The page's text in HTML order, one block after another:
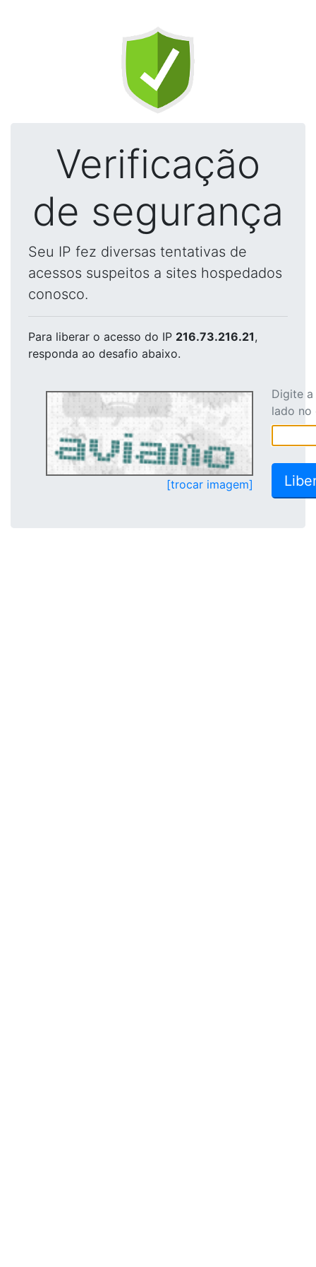
Verificação
de segurança
Seu IP fez diversas tentativas de
acessos suspeitos a sites hospedados
conosco.
Para liberar o acesso do IP 216.73.216.21,
responda ao desafio abaixo.
[trocar imagem]
Digite
lado no